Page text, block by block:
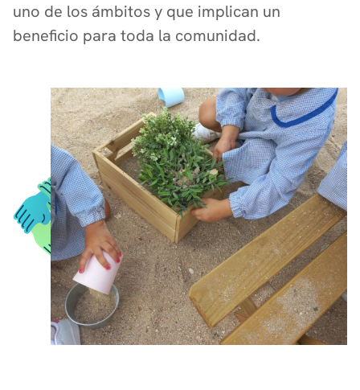
uno de los ámbitos y que implican un
beneficio para toda la comunidad.